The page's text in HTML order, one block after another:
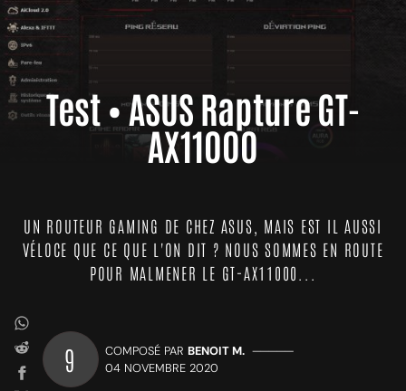
Test • ASUS Rapture GT-
AX11000
UN ROUTEUR GAMING DE CHEZ ASUS, MAIS EST IL AUSSI
VÉLOCE QUE CE QUE L'ON DIT ? NOUS SOMMES EN ROUTE
POUR MALMENER LE GT-AX11000...
9 COMPOSÉ PAR BENOIT M. —————
04 NOVEMBRE 2020